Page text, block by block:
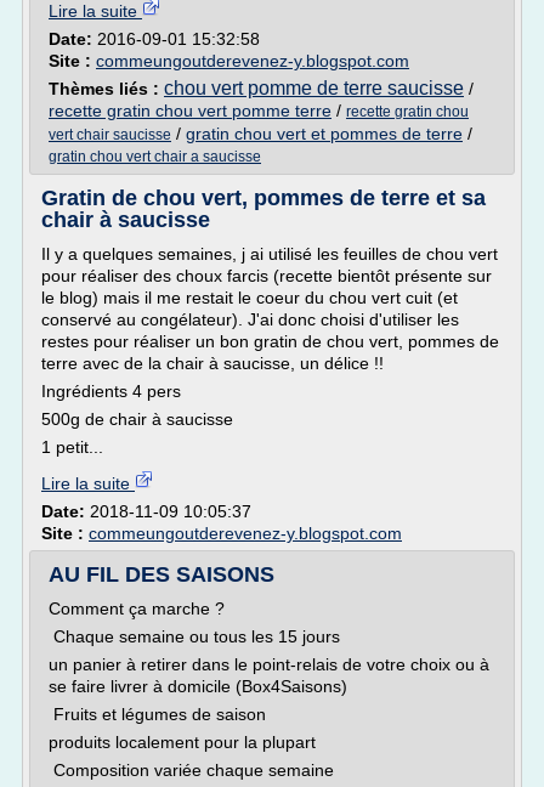
Lire la suite
Date: 2016-09-01 15:32:58
Site : commeungoutderevenez-y.blogspot.com
Thèmes liés : chou vert pomme de terre saucisse /
recette gratin chou vert pomme terre / recette gratin chou
vert chair saucisse / gratin chou vert et pommes de terre /
gratin chou vert chair a saucisse
Gratin de chou vert, pommes de terre et sa
chair à saucisse
Il y a quelques semaines, j ai utilisé les feuilles de chou vert
pour réaliser des choux farcis (recette bientôt présente sur
le blog) mais il me restait le coeur du chou vert cuit (et
conservé au congélateur). J'ai donc choisi d'utiliser les
restes pour réaliser un bon gratin de chou vert, pommes de
terre avec de la chair à saucisse, un délice !!
Ingrédients 4 pers
500g de chair à saucisse
1 petit...
Lire la suite
Date: 2018-11-09 10:05:37
Site : commeungoutderevenez-y.blogspot.com
AU FIL DES SAISONS
Comment ça marche ?
Chaque semaine ou tous les 15 jours
un panier à retirer dans le point-relais de votre choix ou à
se faire livrer à domicile (Box4Saisons)
Fruits et légumes de saison
produits localement pour la plupart
Composition variée chaque semaine